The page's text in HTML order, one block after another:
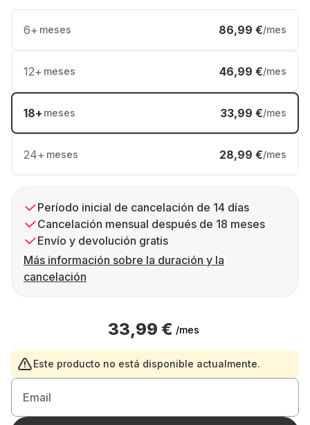
6+ meses 86,99 €/mes
12+ meses 46,99 €/mes
18+ meses 33,99 €/mes
24+ meses 28,99 €/mes
Período inicial de cancelación de 14 días
Cancelación mensual después de 18 meses
Envío y devolución gratis
Más información sobre la duración y la
cancelación
33,99 € /mes
Este producto no está disponible actualmente.
Email